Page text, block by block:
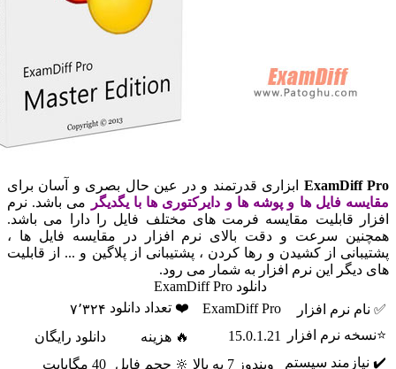
ابزاری قدرتمند و در عین حال بصری و آسان برای
فایل ها و پوشه ها و دایرکتوری ها با یگدیگر می باشد. نرم
قابلیت مقایسه فرمت های مختلف فایل را دارا می باشد.
سرعت و دقت بالای نرم افزار در مقایسه فایل ها ،
از کشیدن و رها کردن ، پشتیبانی از پلاگین و ... از قابلیت
این نرم افزار به شمار می رود.
دانلود ExamDiff Pro
نرم افزار
ExamDiff Pro ❤️ تعداد دانلود ۷٬۳۲۴
نرم افزار 15.0.1.21 🔥 هزینه
دانلود رایگان
سیستم
ویندوز 7 به بالا 🔆 حجم فایل 40 مگابایت